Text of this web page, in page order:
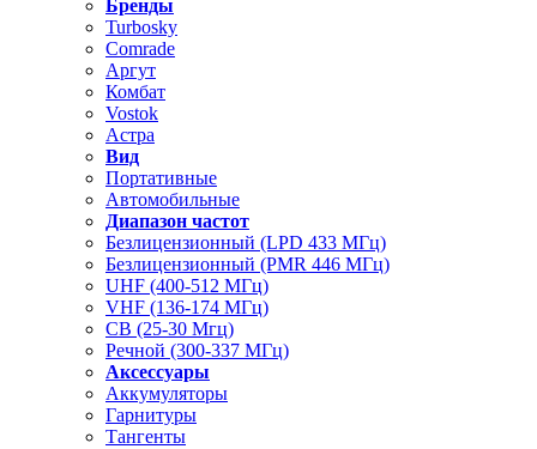
Бренды
Turbosky
Comrade
Аргут
Комбат
Vostok
Астра
Вид
Портативные
Автомобильные
Диапазон частот
Безлицензионный (LPD 433 МГц)
Безлицензионный (PMR 446 МГц)
UHF (400-512 МГц)
VHF (136-174 МГц)
CB (25-30 Мгц)
Речной (300-337 МГц)
Аксессуары
Аккумуляторы
Гарнитуры
Тангенты